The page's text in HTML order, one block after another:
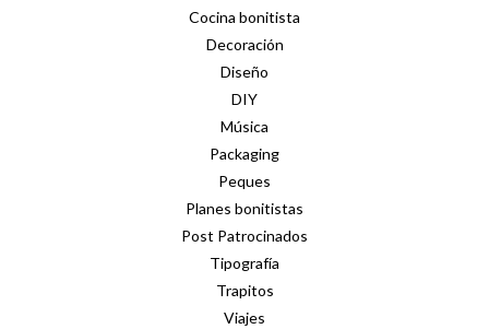
Cocina bonitista
Decoración
Diseño
DIY
Música
Packaging
Peques
Planes bonitistas
Post Patrocinados
Tipografía
Trapitos
Viajes